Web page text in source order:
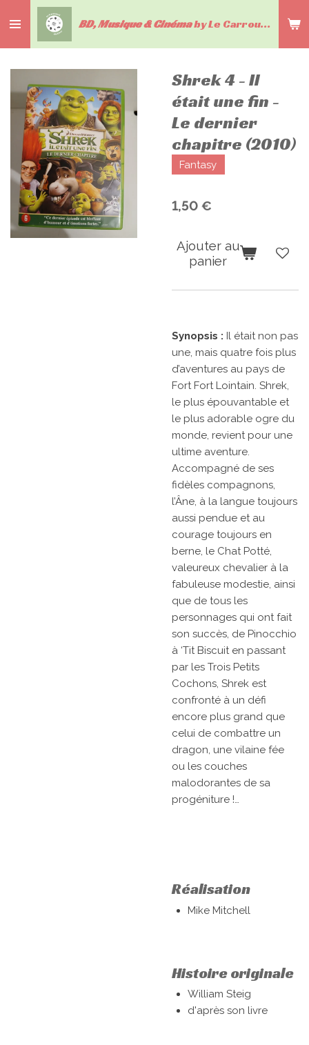
au
contenu
BD, Musique & Cinémaby Le Carrousel du livre
Shrek 4 - Il
était une fin -
Le dernier
chapitre (2010)
Fantasy
1,50 €
Ajouter au
panier
Synopsis : Il était non pas
une, mais quatre fois plus
d’aventures au pays de
Fort Fort Lointain. Shrek,
le plus épouvantable et
le plus adorable ogre du
monde, revient pour une
ultime aventure.
Accompagné de ses
fidèles compagnons,
l’Âne, à la langue toujours
aussi pendue et au
courage toujours en
berne, le Chat Potté,
valeureux chevalier à la
fabuleuse modestie, ainsi
que de tous les
personnages qui ont fait
son succès, de Pinocchio
à ‘Tit Biscuit en passant
par les Trois Petits
Cochons, Shrek est
confronté à un défi
encore plus grand que
celui de combattre un
dragon, une vilaine fée
ou les couches
malodorantes de sa
progéniture !…
Réalisation
Mike Mitchell
Histoire originale
William Steig
d'après son livre